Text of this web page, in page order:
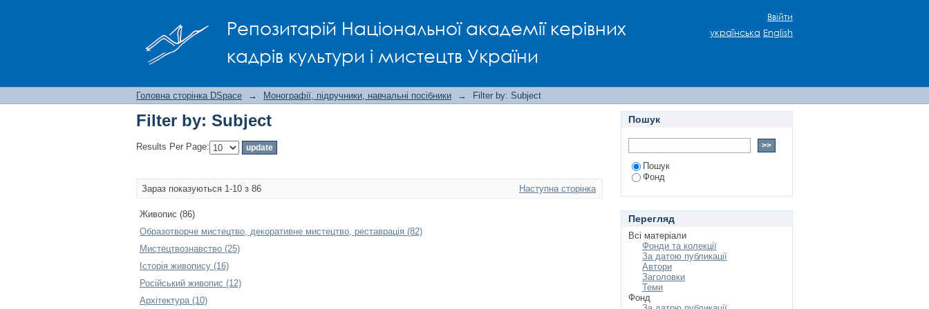
Репозитарій Національної академії керівних
кадрів культури і мистецтв України
Ввійти
українська English
Головна сторінка DSpace → Монографії, підручники, навчальні посібники → Filter by: Subject
Filter by: Subject
Results Per Page:
Зараз показуються 1-10 з 86 Наступна сторінка
Живопис (86)
Образотворче мистецтво, декоративне мистецтво, реставрація (82)
Мистецтвознавство (25)
Історія живопису (16)
Російський живопис (12)
Архітектура (10)
Пошук
Пошук
Фонд
Перегляд
Всі матеріали
Фонди та колекції
За датою публикації
Автори
Заголовки
Теми
Фонд